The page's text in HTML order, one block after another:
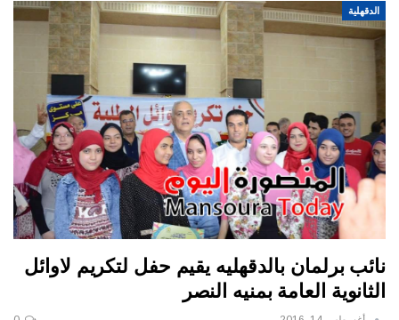
الدقهلية
نائب برلمان بالدقهليه يقيم حفل لتكريم لاوائل
الثانوية العامة بمنيه النصر